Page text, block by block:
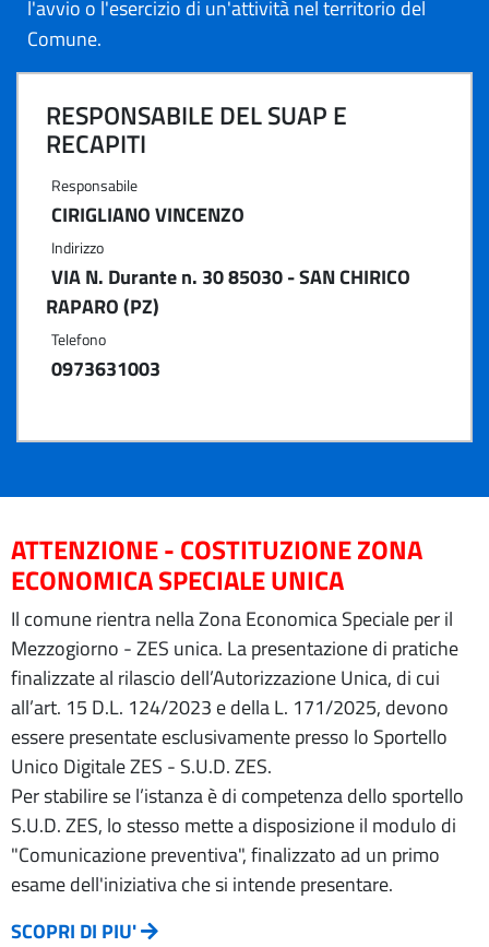
l'avvio o l'esercizio di un'attività nel territorio del
Comune.
RESPONSABILE DEL SUAP E
RECAPITI
Responsabile
CIRIGLIANO VINCENZO
Indirizzo
VIA N. Durante n. 30 85030 - SAN CHIRICO
RAPARO (PZ)
Telefono
0973631003
ATTENZIONE - COSTITUZIONE ZONA
ECONOMICA SPECIALE UNICA
Il comune rientra nella Zona Economica Speciale per il
Mezzogiorno - ZES unica. La presentazione di pratiche
finalizzate al rilascio dell’Autorizzazione Unica, di cui
all’art. 15 D.L. 124/2023 e della L. 171/2025, devono
essere presentate esclusivamente presso lo Sportello
Unico Digitale ZES - S.U.D. ZES.
Per stabilire se l’istanza è di competenza dello sportello
S.U.D. ZES, lo stesso mette a disposizione il modulo di
"Comunicazione preventiva", finalizzato ad un primo
esame dell'iniziativa che si intende presentare.
SCOPRI DI PIU'